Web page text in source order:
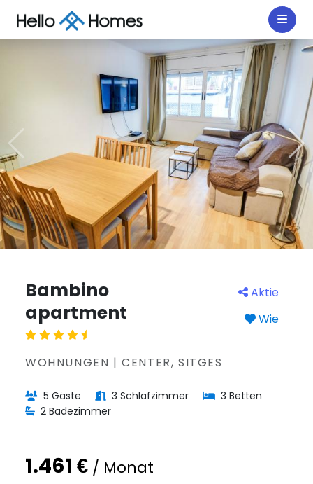
Bambino
apartment
Aktie
Wie
WOHNUNGEN | CENTER, SITGES
5 Gäste 3 Schlafzimmer
3 Betten
2 Badezimmer
1.461 € / Monat